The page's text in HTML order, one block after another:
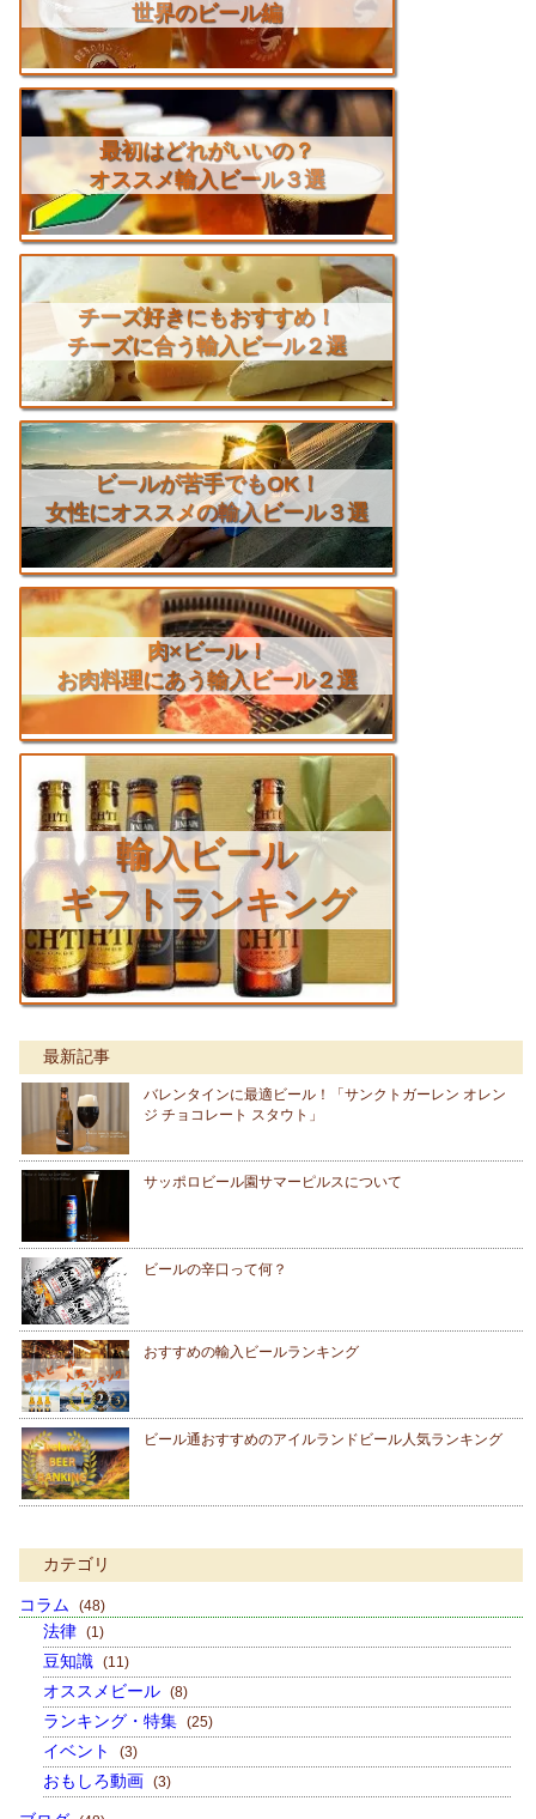
世界のビール編
最初はどれがいいの？
オススメ輸入ビール３選
チーズ好きにもおすすめ！
チーズに合う輸入ビール２選
ビールが苦手でもOK！
女性にオススメの輸入ビール３選
肉×ビール！
お肉料理にあう輸入ビール２選
輸入ビール
ギフトランキング
最新記事
バレンタインに最適ビール！「サンクトガーレン オレン
ジ チョコレート スタウト」
サッポロビール園サマーピルスについて
ビールの辛口って何？
おすすめの輸入ビールランキング
ビール通おすすめのアイルランドビール人気ランキング
カテゴリ
コラム (48)
法律 (1)
豆知識 (11)
オススメビール (8)
ランキング・特集 (25)
イベント (3)
おもしろ動画 (3)